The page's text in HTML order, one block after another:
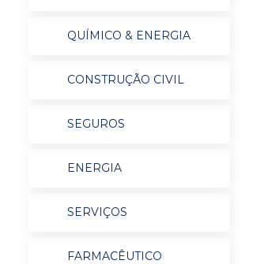
QUÍMICO & ENERGIA
CONSTRUÇÃO CIVIL
SEGUROS
ENERGIA
SERVIÇOS
FARMACÊUTICO